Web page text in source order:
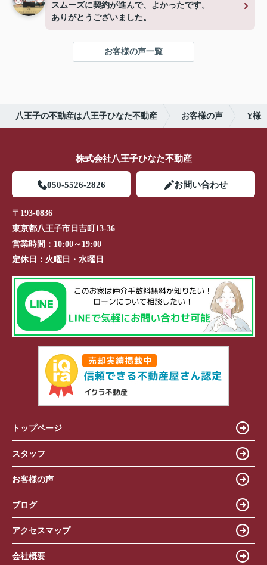
スムーズに契約が進んで、よかったです。
ありがとうございました。
お客様の声一覧
八王子の不動産は八王子ひなた不動産 お客様の声 Y様
株式会社八王子ひなた不動産
050-5526-2826 お問い合わせ
〒193-0836
東京都八王子市日吉町13-36
営業時間： 10:00～19:00
定休日： 火曜日・水曜日
トップページ
スタッフ
お客様の声
ブログ
アクセスマップ
会社概要